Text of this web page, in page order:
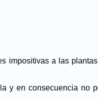
impositivas a las
y en consecuencia no